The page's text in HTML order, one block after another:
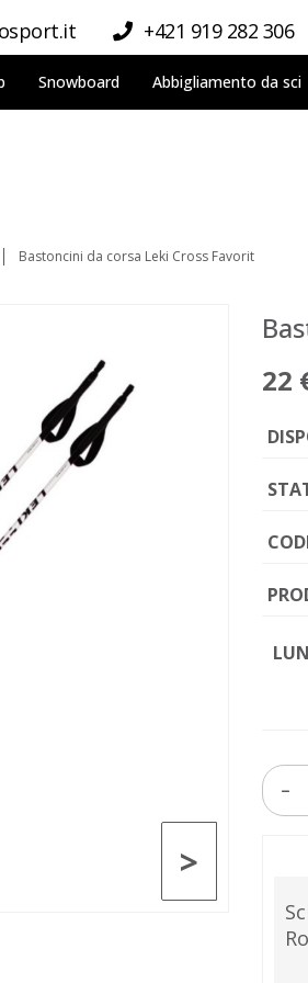
+421 919 282 306
Snowboard Abbigliamento da sci
Bastoncini da corsa Leki Cross Favorit
>
22